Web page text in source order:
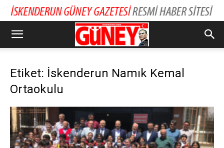
Etiket: İskenderun Namık Kemal
Ortaokulu